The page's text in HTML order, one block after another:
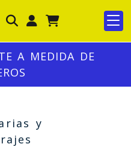
Identifícate
A MEDIDA DE
y